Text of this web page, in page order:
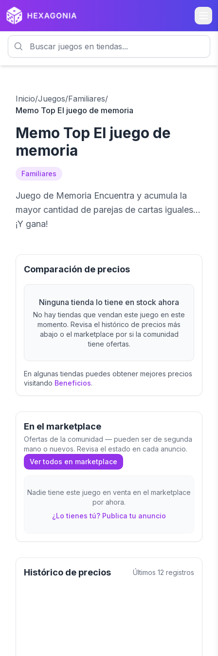
Inicio/Juegos/Familiares/
Memo Top El juego de memoria
Memo Top El juego de
memoria
Familiares
Juego de Memoria Encuentra y acumula la
mayor cantidad de parejas de cartas iguales…
¡Y gana!
Comparación de precios
Ninguna tienda lo tiene en stock ahora
No hay tiendas que vendan este juego en este
momento. Revisa el histórico de precios más
abajo o el marketplace por si la comunidad
tiene ofertas.
En algunas tiendas puedes obtener mejores precios
visitando Beneficios.
En el marketplace
Ofertas de la comunidad — pueden ser de segunda
mano o nuevos. Revisa el estado en cada anuncio.
Ver todos en marketplace
Nadie tiene este juego en venta en el marketplace
por ahora.
¿Lo tienes tú? Publica tu anuncio
Histórico de precios Últimos 12 registros